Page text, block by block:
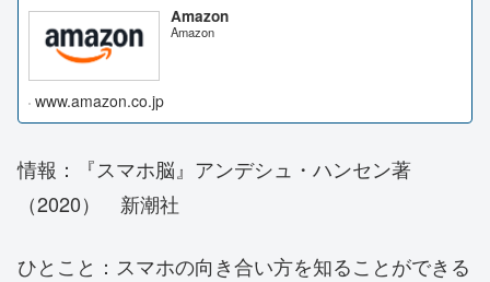
Amazon
Amazon
www.amazon.co.jp
情報：『スマホ脳』 アンデシュ・ハンセン著
（2020） 新潮社
ひとこと：スマホの向き合い方を知ることができる